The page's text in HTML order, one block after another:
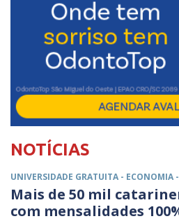
NOTÍCIAS
UNIVERSIDADE GRATUITA - ECONOMIA
Mais de 50 mil
com mensalidades